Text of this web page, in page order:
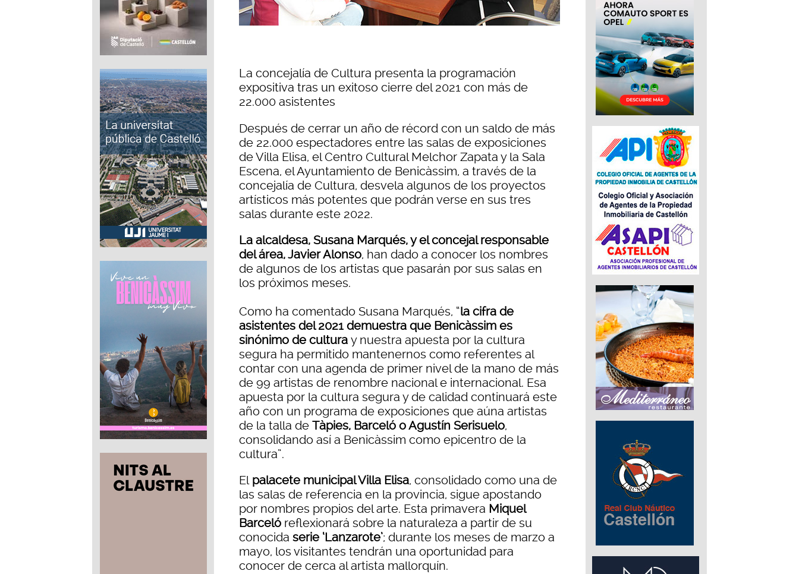
La concejalía de Cultura presenta la programación
expositiva tras un exitoso cierre del 2021 con más de
22.000 asistentes
Después de cerrar un año de récord con un saldo de más
de 22.000 espectadores entre las salas de exposiciones
de Villa Elisa, el Centro Cultural Melchor Zapata y la Sala
Escena, el Ayuntamiento de Benicàssim, a través de la
concejalía de Cultura, desvela algunos de los proyectos
artísticos más potentes que podrán verse en sus tres
salas durante este 2022.
La alcaldesa, Susana Marqués, y el concejal responsable
del área, Javier Alonso, han dado a conocer los nombres
de algunos de los artistas que pasarán por sus salas en
los próximos meses.
Como ha comentado Susana Marqués, “la cifra de
asistentes del 2021 demuestra que Benicàssim es
sinónimo de cultura y nuestra apuesta por la cultura
segura ha permitido mantenernos como referentes al
contar con una agenda de primer nivel de la mano de más
de 99 artistas de renombre nacional e internacional. Esa
apuesta por la cultura segura y de calidad continuará este
año con un programa de exposiciones que aúna artistas
de la talla de Tàpies, Barceló o Agustín Serisuelo,
consolidando así a Benicàssim como epicentro de la
cultura”.
Elpalacete municipal Villa Elisa, consolidado como una de
las salas de referencia en la provincia, sigue apostando
por nombres propios del arte. Esta primavera Miquel
Barceló reflexionará sobre la naturaleza a partir de su
conocida serie ‘Lanzarote’; durante los meses de marzo a
mayo, los visitantes tendrán una oportunidad para
conocer de cerca al artista mallorquín.